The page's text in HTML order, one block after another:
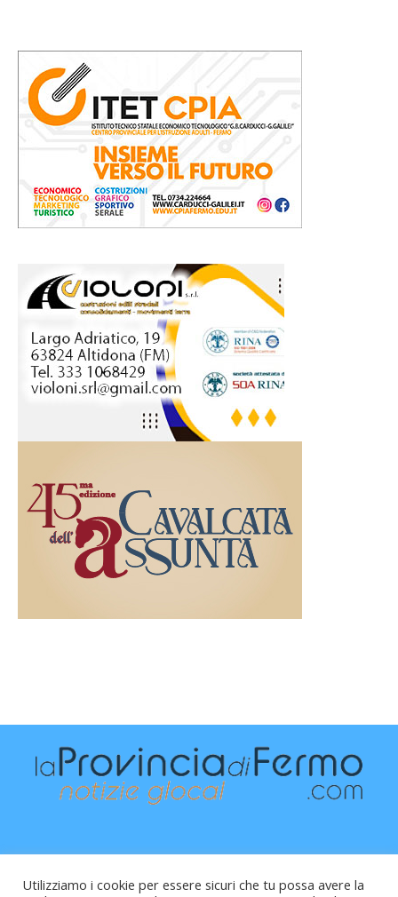
Utilizziamo i cookie per essere sicuri che tu possa avere la